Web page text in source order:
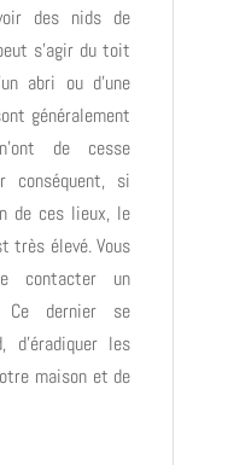
des nids de
s’agir du toit
abri ou d’une
généralement
de cesse
conséquent, si
de ces lieux, le
très élevé. Vous
contacter un
Ce dernier se
les
maison et de